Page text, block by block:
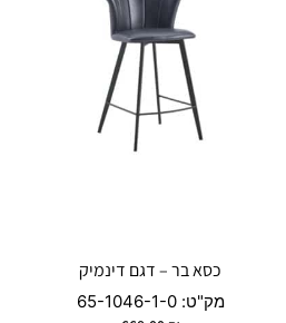
כסא בר – דגם דינמיק
מק"ט:65-1046-1-0